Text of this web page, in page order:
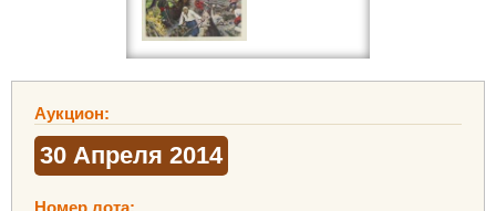
Аукцион:
30 Апреля 2014